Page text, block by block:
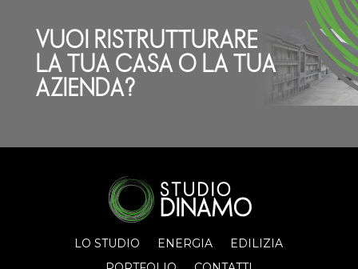
VUOI RISTRUTTURARE
LA TUA CASA O LA TUA
AZIENDA?
LO STUDIO ENERGIA
EDILIZIA